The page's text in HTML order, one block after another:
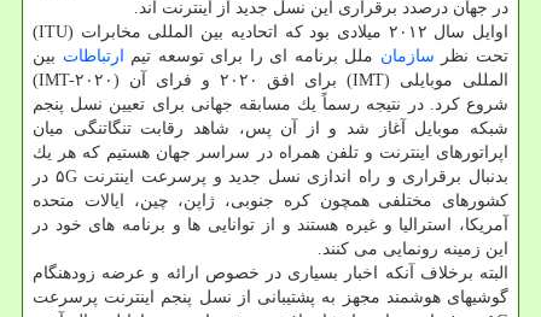
در جهان درصدد برقراری این نسل جدید از اینترنت اند.
اوایل سال ۲۰۱۲ میلادی بود كه اتحادیه بین المللی مخابرات (ITU)
تحت نظر سازمان ملل برنامه ای را برای توسعه تیم ارتباطات بین
المللی موبایلی (IMT) برای افق ۲۰۲۰ و فرای آن (IMT-۲۰۲۰)
شروع كرد. در نتیجه رسماً یك مسابقه جهانی برای تعیین نسل پنجم
شبكه موبایل آغاز شد و از آن پس، شاهد رقابت تنگاتنگی میان
اپراتورهای اینترنت و تلفن همراه در سراسر جهان هستیم كه هر یك
بدنبال برقراری و راه اندازی نسل جدید و پرسرعت اینترنت ۵G در
كشورهای مختلفی همچون كره جنوبی، ژاپن، چین، ایالات متحده
آمریكا، استرالیا و غیره هستند و از توانایی ها و برنامه های خود در
این زمینه رونمایی می كنند.
البته برخلاف آنكه اخبار بسیاری در خصوص ارائه و عرضه زودهنگام
گوشیهای هوشمند مجهز به پشتیبانی از نسل پنجم اینترنت پرسرعت